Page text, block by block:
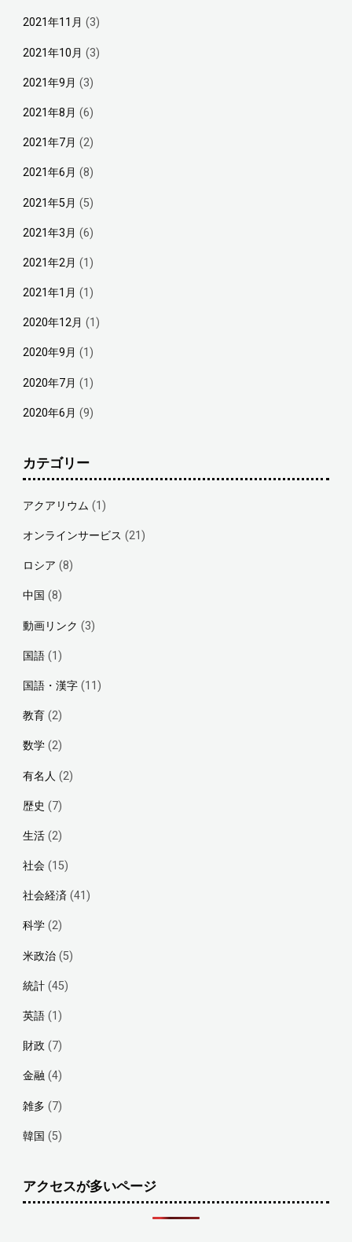
2021年11月 (3)
2021年10月 (3)
2021年9月 (3)
2021年8月 (6)
2021年7月 (2)
2021年6月 (8)
2021年5月 (5)
2021年3月 (6)
2021年2月 (1)
2021年1月 (1)
2020年12月 (1)
2020年9月 (1)
2020年7月 (1)
2020年6月 (9)
カテゴリー
アクアリウム (1)
オンラインサービス (21)
ロシア (8)
中国 (8)
動画リンク (3)
国語(1)
国語・漢字(11)
教育(2)
数学(2)
有名人 (2)
歴史 (7)
生活(2)
社会(15)
社会経済(41)
科学(2)
米政治(5)
統計(45)
英語(1)
財政 (7)
金融(4)
雑多 (7)
韓国 (5)
アクセスが多いページ